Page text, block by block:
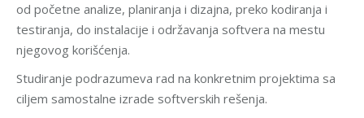
od početne analize, planiranja i dizajna, preko kodiranja i
testiranja, do instalacije i održavanja softvera na mestu
njegovog korišćenja.
Studiranje podrazumeva rad na konkretnim projektima sa
ciljem samostalne izrade softverskih rešenja.